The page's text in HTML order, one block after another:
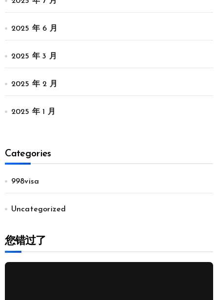
2025 年 6 月
2025 年 3 月
2025 年 2 月
2025 年 1 月
Categories
998visa
Uncategorized
您错过了